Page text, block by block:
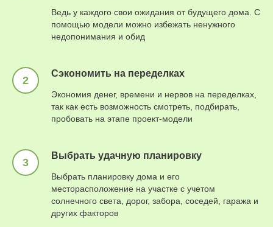
Ведь у каждого свои ожидания от будущего дома. С
помощью модели можно избежать ненужного
недопонимания и обид
Сэкономить на переделках
Экономия денег, времени и нервов на переделках,
так как есть возможность смотреть, подбирать,
пробовать на этапе проект-модели
Выбрать удачную планировку
Выбрать планировку дома и его
месторасположение на участке с учетом
солнечного света, дорог, забора, соседей, гаража и
других факторов